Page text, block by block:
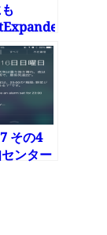
だと思
いる使い
書いてみ
その4
ンター